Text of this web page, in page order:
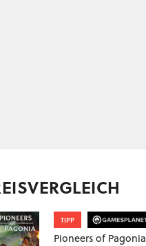
TIPP
Pioneers of Pagonia